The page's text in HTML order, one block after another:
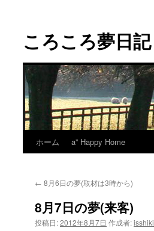
テ
ン
へ
ス
キ
ッ
プ
ころころ夢日記
ホーム a” Happy Home
← 8月6日の夢(取材は3時から)
8月7日の夢(来客)
投稿日:2012年8月7日 作成者:isshiki